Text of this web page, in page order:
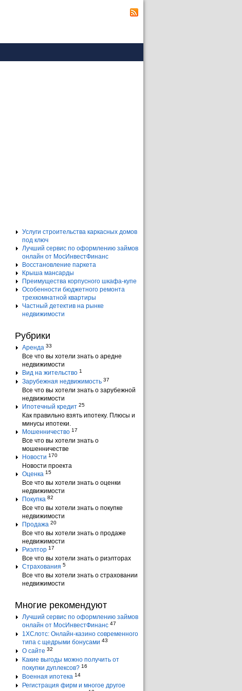
Услуги строительства каркасных домов
под ключ
Лучший сервис по оформлению займов
онлайн от МосИнвестФинанс
Восстановление паркета
Крыша мансарды
Преимущества корпусного шкафа-купе
Особенности бюджетного ремонта
трехкомнатной квартиры
Частный детектив на рынке
недвижимости
Рубрики
Аренда 33
Все что вы хотели знать о аредне
недвижимости
Вид на жительство 1
Зарубежная недвижимость 37
Все что вы хотели знать о зарубежной
недвижимости
Ипотечный кредит 25
Как правильно взять ипотеку. Плюсы и
минусы ипотеки.
Мошенничество 17
Все что вы хотели знать о
мошенничестве
Новости 170
Новости проекта
Оценка 15
Все что вы хотели знать о оценки
недвижимости
Покупка 82
Все что вы хотели знать о покупке
недвижимости
Продажа 20
Все что вы хотели знать о продаже
недвижимости
Риэлтор 17
Все что вы хотели знать о риэлторах
Страхования 5
Все что вы хотели знать о страховании
недвижимости
Многие рекомендуют
Лучший сервис по оформлению займов
онлайн от МосИнвестФинанс 47
1ХСлотс: Онлайн-казино современного
типа с щедрыми бонусами 43
О сайте 32
Какие выгоды можно получить от
покупки дуплексов? 16
Военная ипотека 14
Регистрация фирм и многое другое